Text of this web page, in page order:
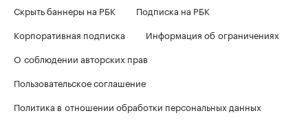
Скрыть баннеры на РБК
Подписка на РБК
Корпоративная подписка
Информация об ограничениях
О соблюдении авторских прав
Пользовательское соглашение
Политика в отношении обработки персональных данных